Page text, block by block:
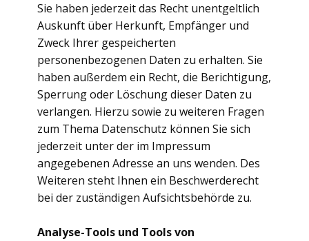
Sie haben jederzeit das Recht unentgeltlich
Auskunft über Herkunft, Empfänger und
Zweck Ihrer gespeicherten
personenbezogenen Daten zu erhalten. Sie
haben außerdem ein Recht, die Berichtigung,
Sperrung oder Löschung dieser Daten zu
verlangen. Hierzu sowie zu weiteren Fragen
zum Thema Datenschutz können Sie sich
jederzeit unter der im Impressum
angegebenen Adresse an uns wenden. Des
Weiteren steht Ihnen ein Beschwerderecht
bei der zuständigen Aufsichtsbehörde zu.
Analyse-Tools und Tools von